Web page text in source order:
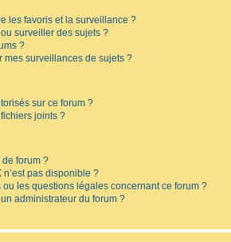
les favoris et la surveillance ?
surveiller des sujets ?
?
mes surveillances de sujets ?
sur ce forum ?
joints ?
forum ?
pas disponible ?
les questions légales concernant ce forum ?
administrateur du forum ?